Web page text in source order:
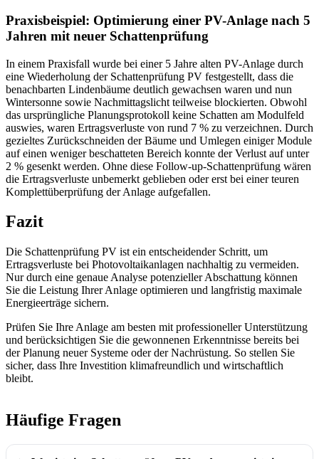
Praxisbeispiel: Optimierung einer PV-Anlage nach 5
Jahren mit neuer Schattenprüfung
In einem Praxisfall wurde bei einer 5 Jahre alten PV-Anlage durch
eine Wiederholung der Schattenprüfung PV festgestellt, dass die
benachbarten Lindenbäume deutlich gewachsen waren und nun
Wintersonne sowie Nachmittagslicht teilweise blockierten. Obwohl
das ursprüngliche Planungsprotokoll keine Schatten am Modulfeld
auswies, waren Ertragsverluste von rund 7 % zu verzeichnen. Durch
gezieltes Zurückschneiden der Bäume und Umlegen einiger Module
auf einen weniger beschatteten Bereich konnte der Verlust auf unter
2 % gesenkt werden. Ohne diese Follow-up-Schattenprüfung wären
die Ertragsverluste unbemerkt geblieben oder erst bei einer teuren
Komplettüberprüfung der Anlage aufgefallen.
Fazit
Die Schattenprüfung PV ist ein entscheidender Schritt, um
Ertragsverluste bei Photovoltaikanlagen nachhaltig zu vermeiden.
Nur durch eine genaue Analyse potenzieller Abschattung können
Sie die Leistung Ihrer Anlage optimieren und langfristig maximale
Energieerträge sichern.
Prüfen Sie Ihre Anlage am besten mit professioneller Unterstützung
und berücksichtigen Sie die gewonnenen Erkenntnisse bereits bei
der Planung neuer Systeme oder der Nachrüstung. So stellen Sie
sicher, dass Ihre Investition klimafreundlich und wirtschaftlich
bleibt.
Häufige Fragen